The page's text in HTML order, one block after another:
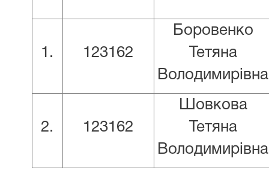
1. 123162
Боровенко
Тетяна
Володимирівна
2. 123162
Шовкова
Тетяна
Володимирівна